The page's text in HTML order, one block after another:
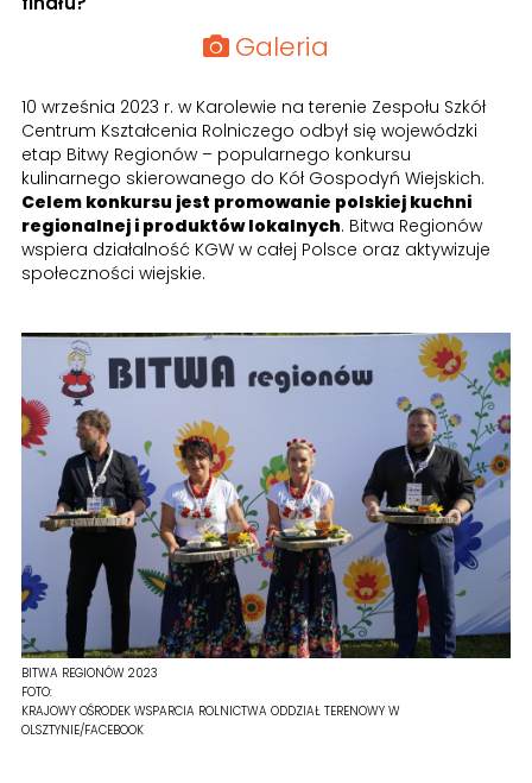
Galeria
10 września 2023 r. w Karolewie na terenie Zespołu Szkół
Centrum Kształcenia Rolniczego odbył się wojewódzki
etap Bitwy Regionów – popularnego konkursu
kulinarnego skierowanego do Kół Gospodyń Wiejskich.
Celem konkursu jest promowanie polskiej kuchni
regionalnej i produktów lokalnych. Bitwa Regionów
wspiera działalność KGW w całej Polsce oraz aktywizuje
społeczności wiejskie.
BITWA REGIONÓW 2023
FOTO:
KRAJOWY OŚRODEK WSPARCIA ROLNICTWA ODDZIAŁ TERENOWY W
OLSZTYNIE/FACEBOOK